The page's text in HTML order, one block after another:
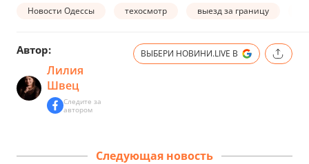
Новости Одессы техосмотр выезд за границу
Автор:
Лилия
Швец
Следите за
автором
ВЫБЕРИ НОВИНИ.LIVE В
Следующая новость